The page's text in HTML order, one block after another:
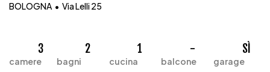
BOLOGNA • Via Lelli 25
3 2 1 - SÌ